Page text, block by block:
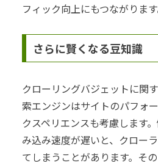
フィック向上にもつながります
さらに賢くなる豆知識
クローリングバジェットに関
索エンジンはサイトのパフォ
クスペリエンスも考慮します
み込み速度が遅いと、クロー
てしまうことがあります。そ